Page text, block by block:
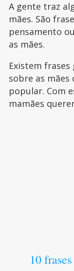
A gente traz
mães. São
pensamento
as mães.
Existem
sobre as
popular. Com
mamães
10